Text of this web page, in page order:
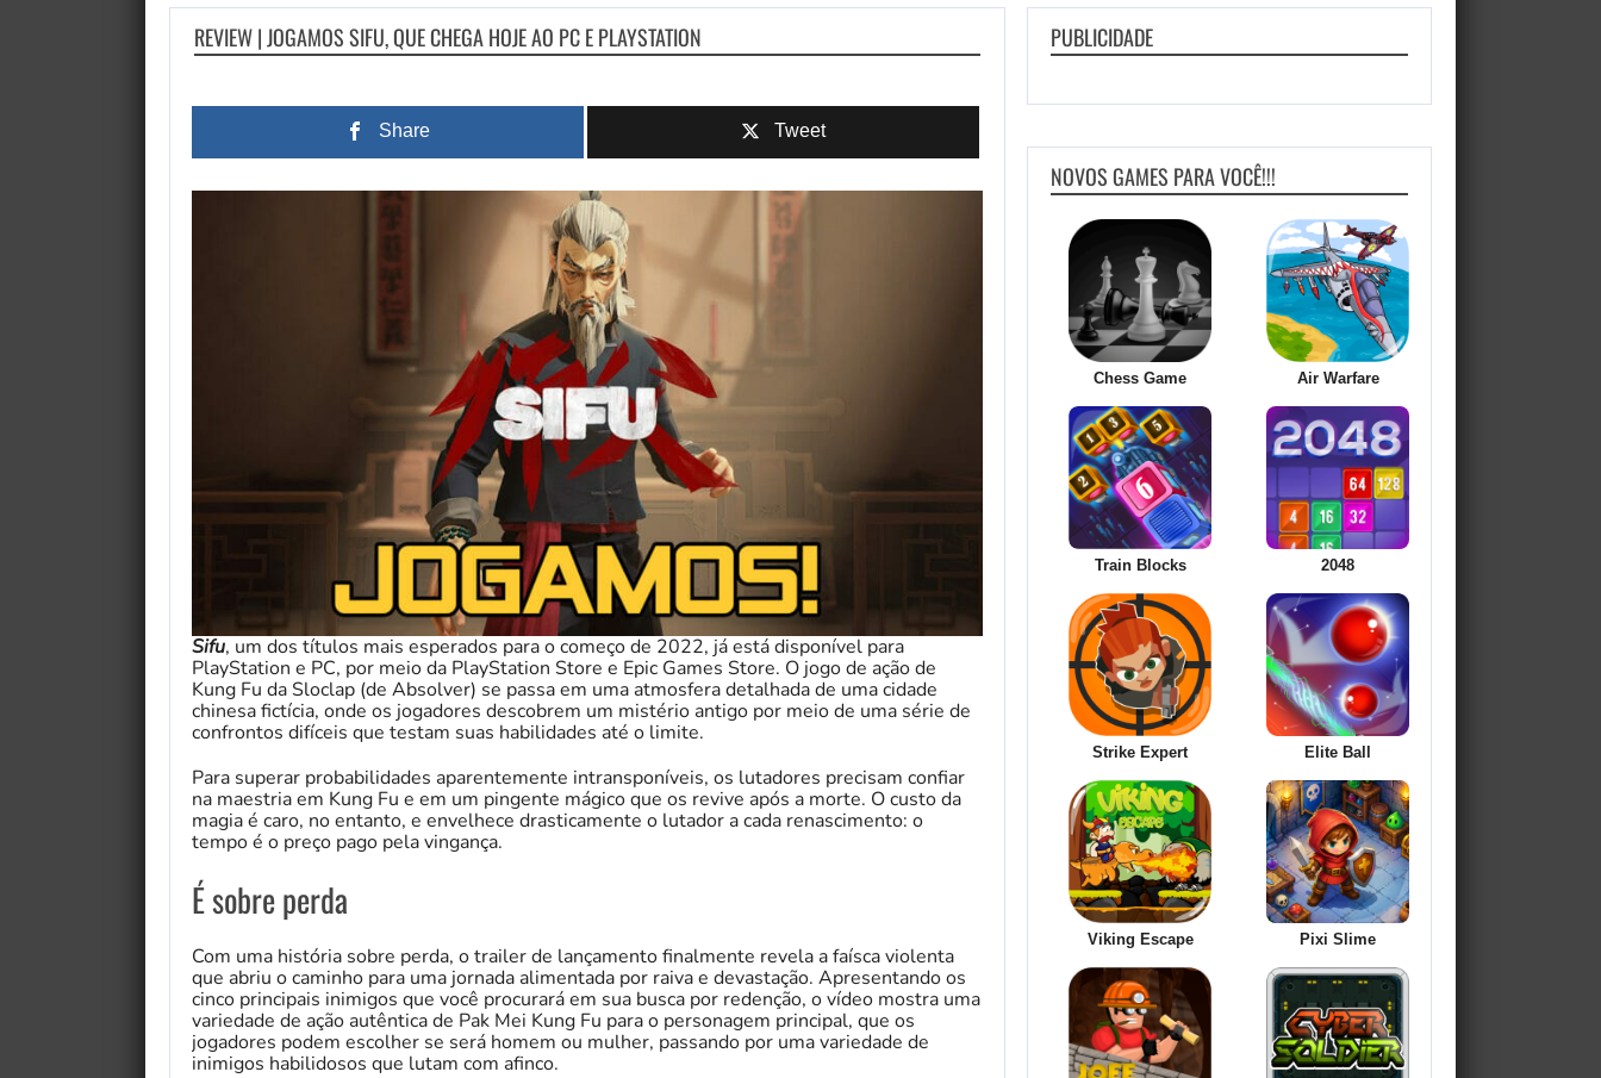
REVIEW | JOGAMOS SIFU, QUE CHEGA HOJE AO PC E PLAYSTATION
Share Tweet
Sifu, um dos títulos mais esperados para o começo de 2022, já está disponível para
PlayStation e PC, por meio da PlayStation Store e Epic Games Store. O jogo de ação de
Kung Fu da Sloclap (de Absolver) se passa em uma atmosfera detalhada de uma cidade
chinesa fictícia, onde os jogadores descobrem um mistério antigo por meio de uma série de
confrontos difíceis que testam suas habilidades até o limite.
Para superar probabilidades aparentemente intransponíveis, os lutadores precisam confiar
na maestria em Kung Fu e em um pingente mágico que os revive após a morte. O custo da
magia é caro, no entanto, e envelhece drasticamente o lutador a cada renascimento: o
tempo é o preço pago pela vingança.
É sobre perda
Com uma história sobre perda, o trailer de lançamento finalmente revela a faísca violenta
que abriu o caminho para uma jornada alimentada por raiva e devastação. Apresentando os
cinco principais inimigos que você procurará em sua busca por redenção, o vídeo mostra uma
variedade de ação autêntica de Pak Mei Kung Fu para o personagem principal, que os
jogadores podem escolher se será homem ou mulher, passando por uma variedade de
inimigos habilidosos que lutam com afinco.
PUBLICIDADE
NOVOS GAMES PARA VOCÊ!!!
Chess Game Air Warfare
Train Blocks 2048
Strike Expert Elite Ball
Viking Escape Pixi Slime